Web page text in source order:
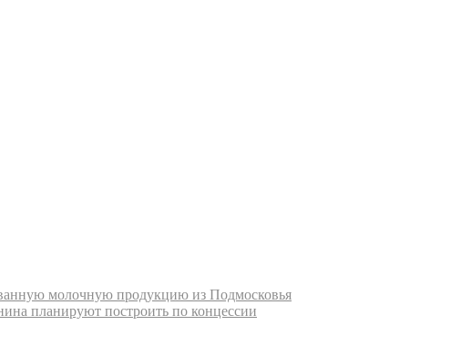
молочную продукцию из Подмосковья
планируют построить по концессии